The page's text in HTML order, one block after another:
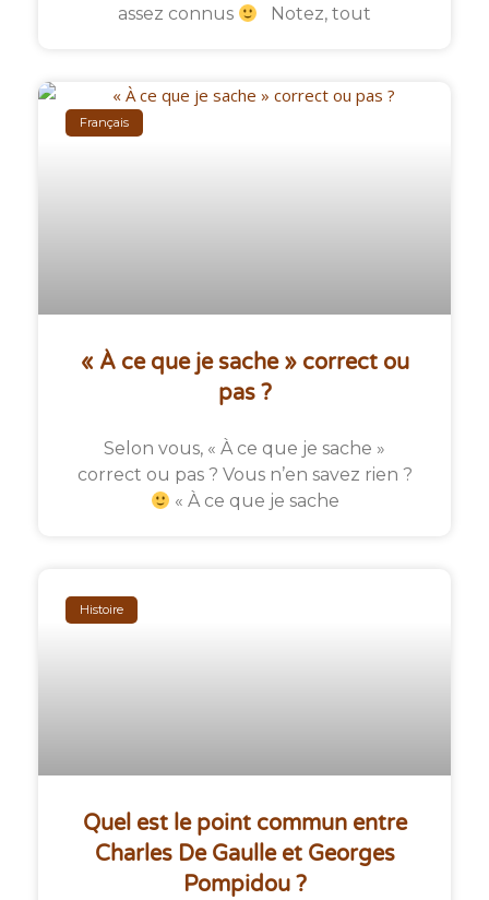
assez connus
Notez, tout
Français
« À ce que je sache » correct ou
pas ?
Selon vous, « À ce que je sache »
correct ou pas ? Vous n’en savez rien ?
« À ce que je sache
Histoire
Quel est le point commun entre
Charles De Gaulle et Georges
Pompidou ?